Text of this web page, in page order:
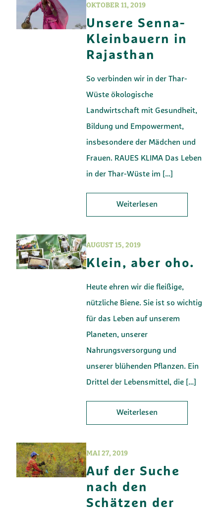
OKTOBER 11, 2019
Unsere Senna-
Kleinbauern in
Rajasthan
So verbinden wir in der Thar-
Wüste ökologische
Landwirtschaft mit Gesundheit,
Bildung und Empowerment,
insbesondere der Mädchen und
Frauen. RAUES KLIMA Das Leben
in der Thar-Wüste im […]
Weiterlesen
AUGUST 15, 2019
Klein, aber oho.
Heute ehren wir die fleißige,
nützliche Biene. Sie ist so wichtig
für das Leben auf unserem
Planeten, unserer
Nahrungsversorgung und
unserer blühenden Pflanzen. Ein
Drittel der Lebensmittel, die […]
Weiterlesen
MAI 27, 2019
Auf der Suche
nach den
Schätzen der